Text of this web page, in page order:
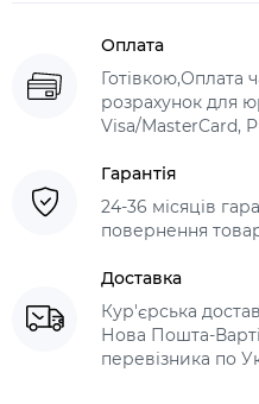
Оплата
Готівкою,Оплата
розрахунок для
Visa/MasterCard,
Гарантія
24-36 місяців
повернення
Доставка
Кур'єрська
Нова Пошта-
перевізника по